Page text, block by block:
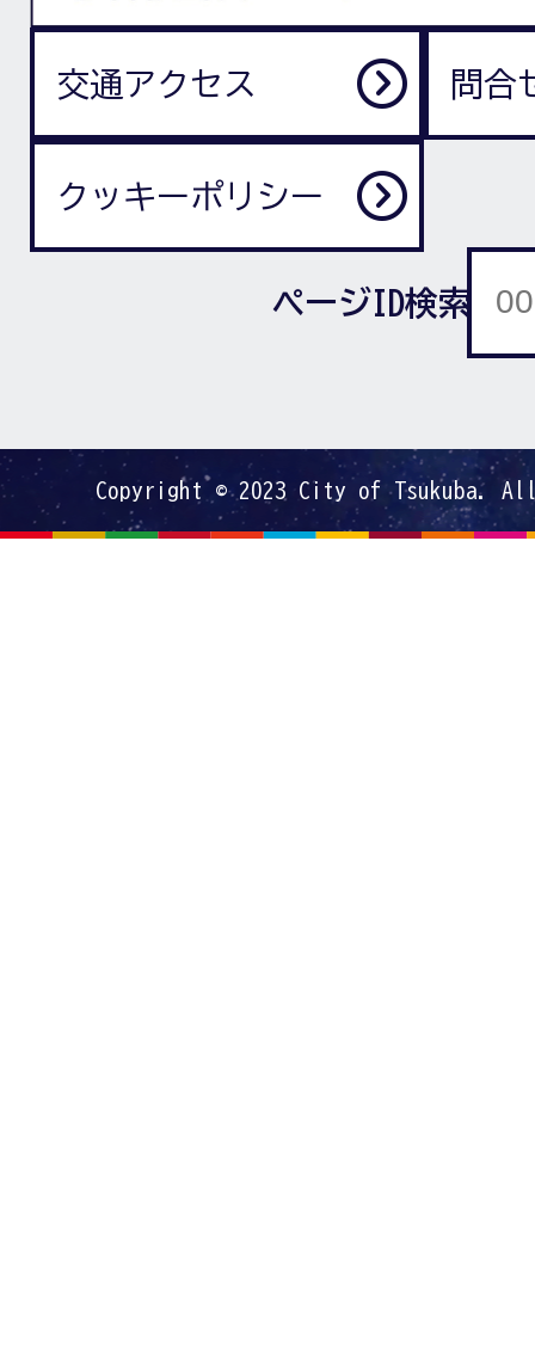
交通アクセス 問合
クッキーポリシー
ページID検索
Copyright © 2023 City of Tsukuba.